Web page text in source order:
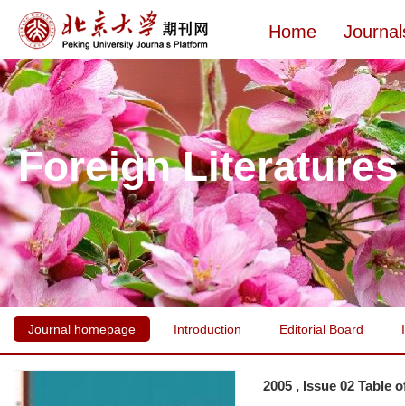
Home
Foreign Literatures
Journal homepage Introduction Editorial Board
2005 , Issue 02 Table